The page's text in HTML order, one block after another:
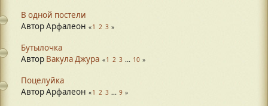
В одной постели
Автор Арфалеон
1 2 3
Бутылочка
Автор Вакула Джура 1 2 3 ... 10
Поцелуйка
Автор Арфалеон
1 2 3 ... 9